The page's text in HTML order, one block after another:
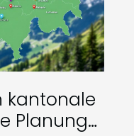
kantonale
Planung